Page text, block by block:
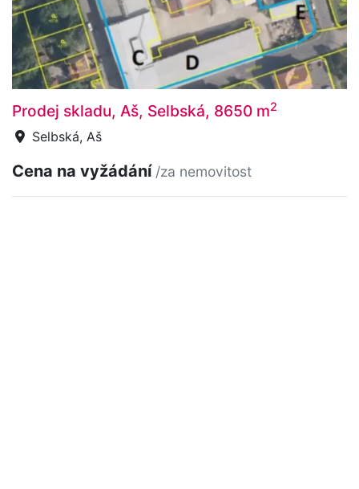
Prodej skladu, Aš, Selbská, 8650 m2
Selbská, Aš
Cena na vyžádání /za nemovitost